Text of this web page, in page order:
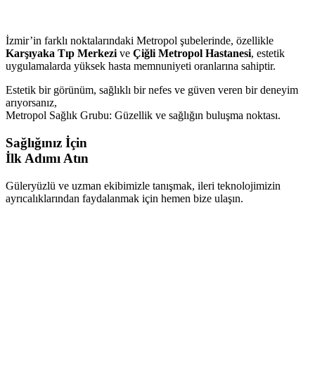
İzmir’in farklı noktalarındaki Metropol şubelerinde, özellikle
Karşıyaka Tıp Merkezi ve Çiğli Metropol Hastanesi, estetik
uygulamalarda yüksek hasta memnuniyeti oranlarına sahiptir.
Estetik bir görünüm, sağlıklı bir nefes ve güven veren bir deneyim
arıyorsanız,
Metropol Sağlık Grubu: Güzellik ve sağlığın buluşma noktası.
Sağlığınız İçin
İlk Adımı Atın
Güleryüzlü ve uzman ekibimizle tanışmak, ileri teknolojimizin
ayrıcalıklarından faydalanmak için hemen bize ulaşın.